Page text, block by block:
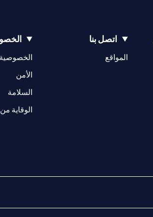
اتصل بنا
المواقعopens in a new tab الخصوصية
الأمن
السلامة
الوقاية